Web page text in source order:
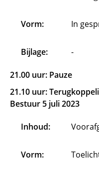
Vorm: In
Bijlage: -
21.00 uur: Pauze
21.10 uur:
Bestuur 5 juli 2023
Inhoud:
Vorm: